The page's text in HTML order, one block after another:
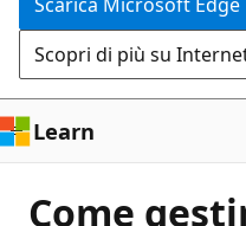
Scopri di più su
Learn
Come